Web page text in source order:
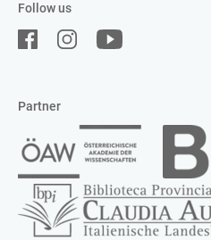
Follow us
Partner